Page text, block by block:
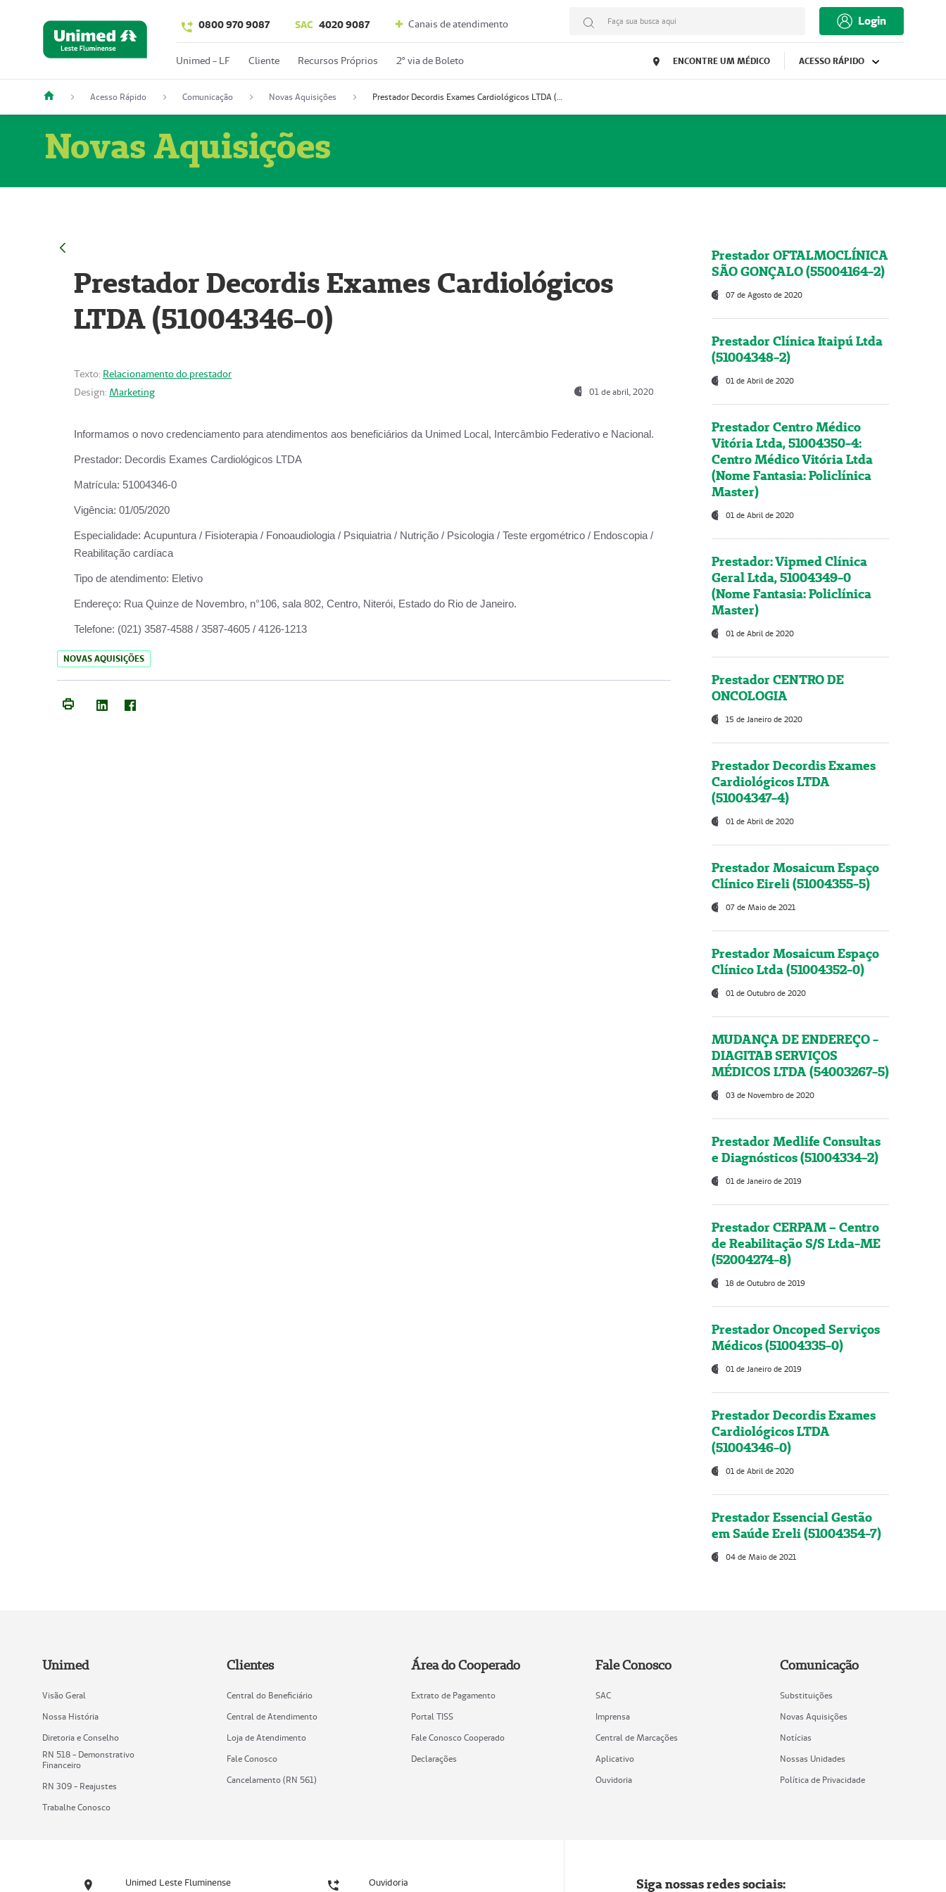
0800 970 9087 SAC 4020 9087 Canais de atendimento Faça sua busca aqui Login
Unimed - LF Cliente Recursos Próprios 2º via de Boleto ENCONTRE UM MÉDICO ACESSO RÁPIDO
Acesso Rápido Comunicação Novas Aquisições Prestador Decordis Exames Cardiológicos LTDA (51004346-0)
Novas Aquisições
Prestador Decordis Exames Cardiológicos
LTDA (51004346-0)
Texto: Relacionamento do prestador
Design: Marketing 01 de abril, 2020
Informamos o novo credenciamento para atendimentos aos beneficiários da Unimed Local, Intercâmbio Federativo e Nacional.
Prestador: Decordis Exames Cardiológicos LTDA
Matrícula: 51004346-0
Vigência: 01/05/2020
Especialidade: Acupuntura / Fisioterapia / Fonoaudiologia / Psiquiatria / Nutrição / Psicologia / Teste ergométrico / Endoscopia /
Reabilitação cardíaca
Tipo de atendimento: Eletivo
Endereço: Rua Quinze de Novembro, n°106, sala 802, Centro, Niterói, Estado do Rio de Janeiro.
Telefone: (021) 3587-4588 / 3587-4605 / 4126-1213
NOVAS AQUISIÇÕES
Prestador OFTALMOCLÍNICA
SÃO GONÇALO (55004164-2)
07 de Agosto de 2020
Prestador Clínica Itaipú Ltda
(51004348-2)
01 de Abril de 2020
Prestador Centro Médico
Vitória Ltda, 51004350-4:
Centro Médico Vitória Ltda
(Nome Fantasia: Policlínica
Master)
01 de Abril de 2020
Prestador: Vipmed Clínica
Geral Ltda, 51004349-0
(Nome Fantasia: Policlínica
Master)
01 de Abril de 2020
Prestador CENTRO DE
ONCOLOGIA
15 de Janeiro de 2020
Prestador Decordis Exames
Cardiológicos LTDA
(51004347-4)
01 de Abril de 2020
Prestador Mosaicum Espaço
Clínico Eireli (51004355-5)
07 de Maio de 2021
Prestador Mosaicum Espaço
Clínico Ltda (51004352-0)
01 de Outubro de 2020
MUDANÇA DE ENDEREÇO -
DIAGITAB SERVIÇOS
MÉDICOS LTDA (54003267-5)
03 de Novembro de 2020
Prestador Medlife Consultas
e Diagnósticos (51004334-2)
01 de Janeiro de 2019
Prestador CERPAM – Centro
de Reabilitação S/S Ltda-ME
(52004274-8)
18 de Outubro de 2019
Prestador Oncoped Serviços
Médicos (51004335-0)
01 de Janeiro de 2019
Prestador Decordis Exames
Cardiológicos LTDA
(51004346-0)
01 de Abril de 2020
Prestador Essencial Gestão
em Saúde Ereli (51004354-7)
04 de Maio de 2021
Unimed
Visão Geral
Nossa História
Diretoria e Conselho
RN 518 - Demonstrativo
Financeiro
RN 309 - Reajustes
Trabalhe Conosco
Clientes
Central do Beneficiário
Central de Atendimento
Loja de Atendimento
Fale Conosco
Cancelamento (RN 561)
Área do Cooperado
Extrato de Pagamento
Portal TISS
Fale Conosco Cooperado
Declarações
Fale Conosco
SAC
Imprensa
Central de Marcações
Aplicativo
Ouvidoria
Comunicação
Substituições
Novas Aquisições
Notícias
Nossas Unidades
Política de Privacidade
Unimed Leste Fluminense Ouvidoria Siga nossas redes sociais: